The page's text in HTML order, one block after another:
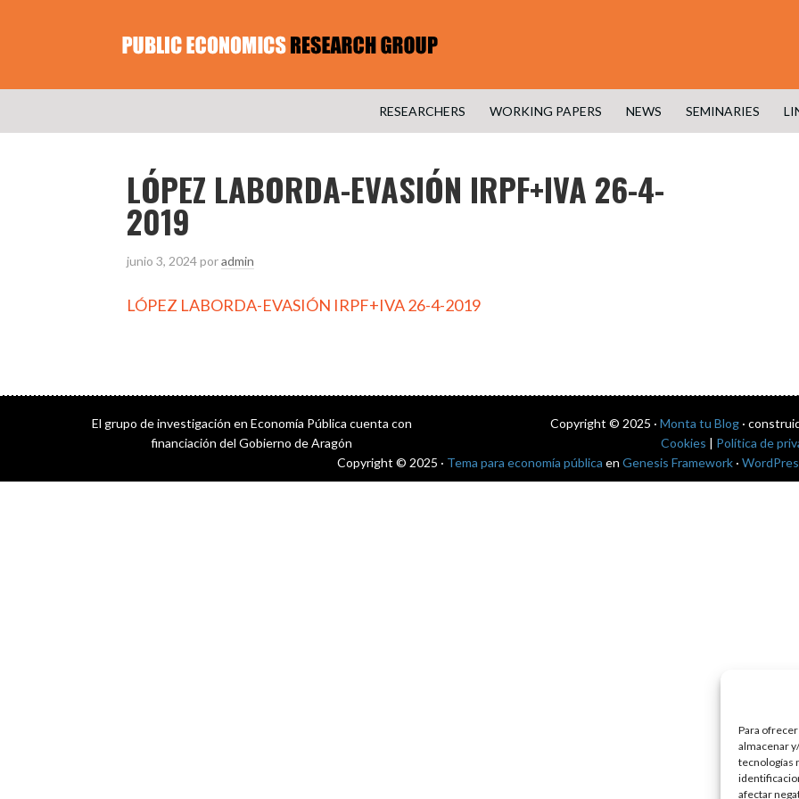
Para
almacenar
tecnologías
afectar
RESEARCHERS WORKING PAPERS NEWS SEMINARIES
LÓPEZ LABORDA-EVASIÓN IRPF+IVA 26-4-
2019
junio 3, 2024poradmin
LÓPEZ LABORDA-EVASIÓN IRPF+IVA 26-4-2019
El grupo de investigación en Economía Pública cuenta con
financiación del Gobierno de Aragón
Copyright © 2025 · Monta tu Blog·
Cookies | Política de
Copyright © 2025 · Tema para economía pública en Genesis Framework ·